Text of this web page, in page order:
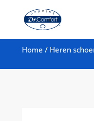
Home / Heren